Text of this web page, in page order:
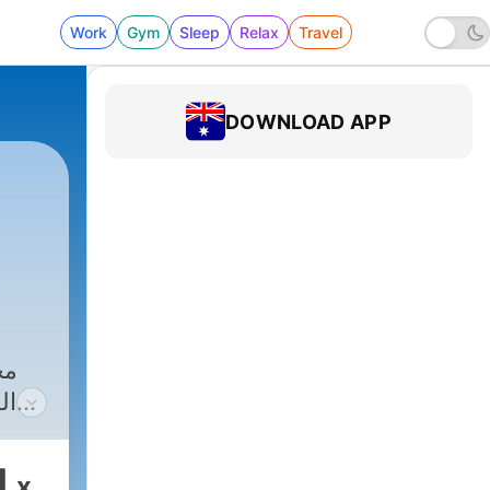
Work Gym Sleep Relax Travel
DOWNLOAD APP